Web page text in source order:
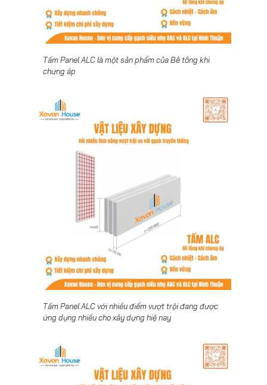
Tấm Panel ALC là một sản phẩm của Bê tông khi
chưng áp
Tấm Panel ALC với nhiều điểm vượt trội đang được
ứng dụng nhiều cho xây dựng hiệ nay